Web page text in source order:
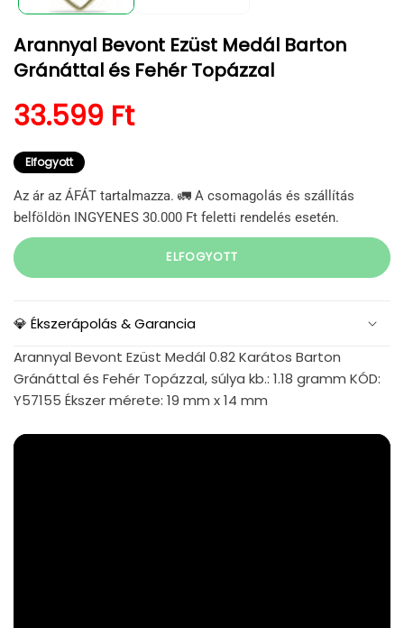
Arannyal Bevont Ezüst Medál Barton
Gránáttal és Fehér Topázzal
Normál ár
33.599 Ft
Elfogyott
Az ár az ÁFÁT tartalmazza. 🚛 A csomagolás és szállítás
belföldön INGYENES 30.000 Ft feletti rendelés esetén.
ELFOGYOTT
💎 Ékszerápolás & Garancia
Arannyal Bevont Ezüst Medál 0.82 Karátos Barton
Gránáttal és Fehér Topázzal, súlya kb.: 1.18 gramm KÓD:
Y57155 Ékszer mérete: 19 mm x 14 mm